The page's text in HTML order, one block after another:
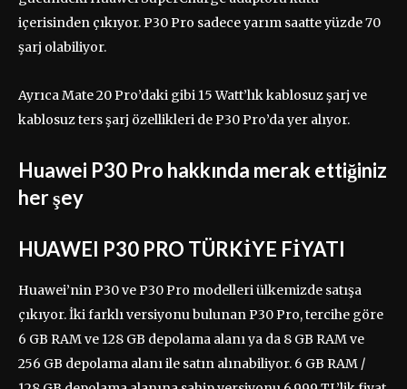
içerisinden çıkıyor. P30 Pro sadece yarım saatte yüzde 70
şarj olabiliyor.
Ayrıca Mate 20 Pro’daki gibi 15 Watt’lık kablosuz şarj ve
kablosuz ters şarj özellikleri de P30 Pro’da yer alıyor.
Huawei P30 Pro hakkında merak ettiğiniz
her şey
HUAWEI P30 PRO TÜRKİYE FİYATI
Huawei’nin P30 ve P30 Pro modelleri ülkemizde satışa
çıkıyor. İki farklı versiyonu bulunan P30 Pro, tercihe göre
6 GB RAM ve 128 GB depolama alanı ya da 8 GB RAM ve
256 GB depolama alanı ile satın alınabiliyor. 6 GB RAM /